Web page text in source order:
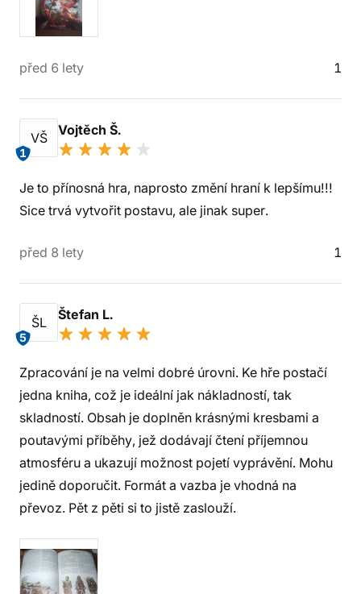
před 6 lety 1
VŠ
1
Vojtěch Š.
Je to přínosná hra, naprosto změní hraní k lepšímu!!!
Sice trvá vytvořit postavu, ale jinak super.
před 8 lety 1
ŠL
5
Štefan L.
Zpracování je na velmi dobré úrovni. Ke hře postačí
jedna kniha, což je ideální jak nákladností, tak
skladností. Obsah je doplněn krásnými kresbami a
poutavými příběhy, jež dodávají čtení příjemnou
atmosféru a ukazují možnost pojetí vyprávění. Mohu
jedině doporučit. Formát a vazba je vhodná na
převoz. Pět z pěti si to jistě zaslouží.